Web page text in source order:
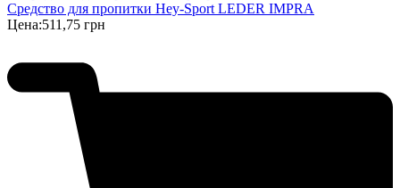
Cредство для пропитки Hey-Sport LEDER IMPRA
Цена:511,75 грн